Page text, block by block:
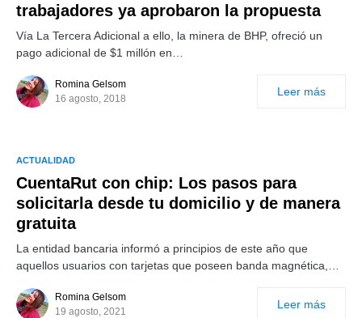
trabajadores ya aprobaron la propuesta
Vía La Tercera Adicional a ello, la minera de BHP, ofreció un
pago adicional de $1 millón en…
Romina Gelsom
16 agosto, 2018
Leer más
ACTUALIDAD
CuentaRut con chip: Los pasos para
solicitarla desde tu domicilio y de manera
gratuita
La entidad bancaria informó a principios de este año que
aquellos usuarios con tarjetas que poseen banda magnética,…
Romina Gelsom
19 agosto, 2021
Leer más